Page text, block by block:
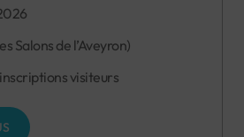
Salons de l’Aveyron)
visiteurs